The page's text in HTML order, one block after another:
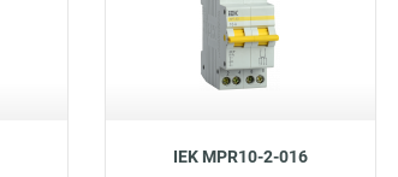
IEK MPR10-2-016